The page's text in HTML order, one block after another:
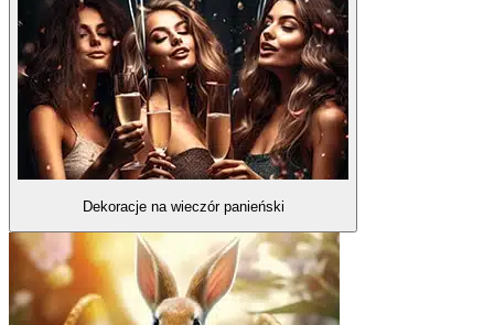
Dekoracje na wieczór panieński